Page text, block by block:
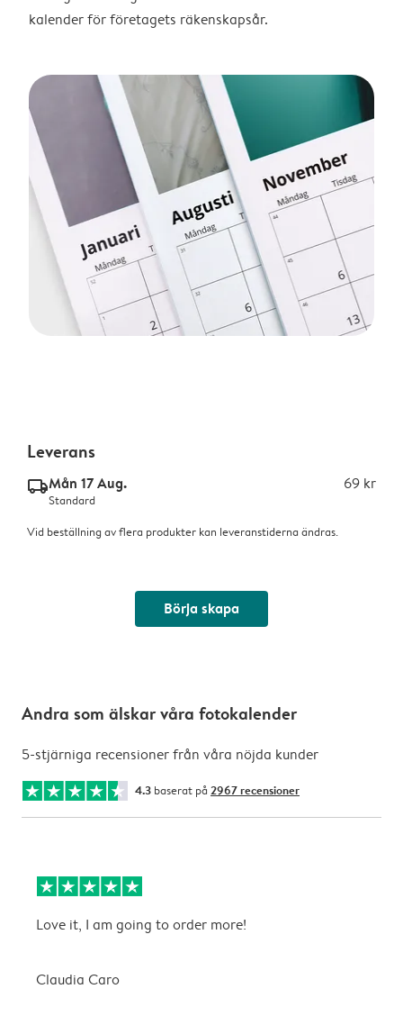
kalender för företagets räkenskapsår.
Leverans
delivery_standard_v2Mån 17 Aug. 69 kr
Standard
Vid beställning av flera produkter kan leveranstiderna ändras.
Börja skapa
Andra som älskar våra fotokalender
5-stjärniga recensioner från våra nöjda kunder
4.3 baserat på 2967 recensioner
Love it, I am going to order more!
Claudia Caro